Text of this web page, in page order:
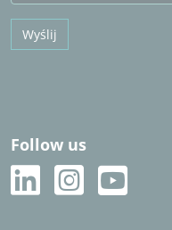
Wyślij
Follow us